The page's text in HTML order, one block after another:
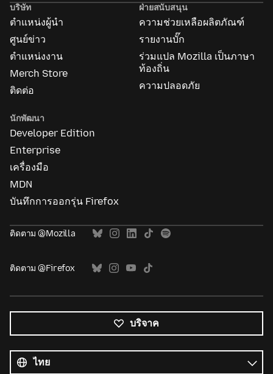
Ads
บริษัท
ตำแหน่งผู้นำ
ศูนย์ข่าว
ตำแหน่งงาน
Merch Store
ติดต่อ
ฝ่ายสนับสนุน
ความช่วยเหลือผลิตภัณฑ์
รายงานบั๊ก
ร่วมแปล Mozilla เป็นภาษา
ท้องถิ่น
ความปลอดภัย
นักพัฒนา
Developer Edition
Enterprise
เครื่องมือ
MDN
บันทึกการออกรุ่น Firefox
ติดตาม @Mozilla
ติดตาม @Firefox
บริจาค
ทั้งหมด
ภาษา